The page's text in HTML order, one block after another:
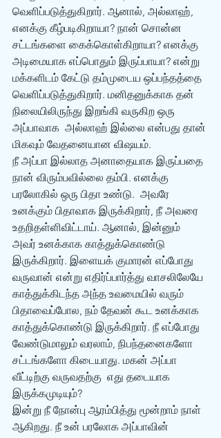
வெளிப்படுத்துகிறார். ஆனால், அல்லாஹ்,
எனக்கு கீழ்படிகிறாயா? நான் சொன்ன
சட்டங்களை கைக்கொள்கிறாயா? எனக்கு
அடிமையாக எப்பொதும் இருப்பாயா? என்று
மக்களிடம் கேட்டு தம்முடைய ஒப்பந்தத்தை
வெளிப்படுத்துகிறார். மனிதனுக்காக தன்
நிலையிலிருந்து இறங்கி வருகிற ஒரு
அப்பாவாக  அல்லாஹ் இல்லை என்பது தான்
மிகவும் வேதனையான விஷயம்.
நீ அப்பா இல்லாத அனாதையாக இருப்பதை
நான் விரும்பவில்லை தம்பி. எனக்கு
பரலோகில் ஒரு பிதா உண்டு.  அவரே
உனக்கும் பிதாவாக இருக்கிறார், நீ அவரை
உதறிதள்ளிவிட்டாய். ஆனால், இன்னும்
அவர் உனக்காக காத்துக்கொண்டு
இருக்கிறார். இளையக் குமாரன் எப்போது
வருவான் என்று எதிர்ப்பார்த்து வாசலிலேயே
காத்துக்கிடந்த அந்த உவமையில் வரும்
பிதாவைப்போல, நம் தேவன் கூட உனக்காக
காத்துக்கொண்டு இருக்கிறார். நீ எப்போது
வேண்டுமாலும் வரலாம், நிபந்தனைகளோ
சட்டங்களோ கிடையாது. மகன் அப்பா
வீட்டிற்கு வருவதற்கு  எது தடையாக
இருக்கமுடியும்?
இன்று நீ நோன்பு ஆரம்பித்து மூன்றாம் நாள்
ஆகிறது. நீ உன் பரலோக அப்பாவின்